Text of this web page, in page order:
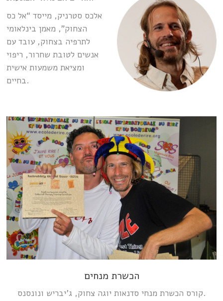
אלכס סטרניק, מייסד “אל כס
הצחוק”, מאמן בינלאומי
לתרפיה בצחוק, עובד עם
אנשים לטובת שחרור, ריפוי
ומציאת משמעות אישית
בחיים.
הכשרת מנחים
קורס הכשרת מנחי סדנאות יוגה צחוק, ג’יבריש ונונסנס.